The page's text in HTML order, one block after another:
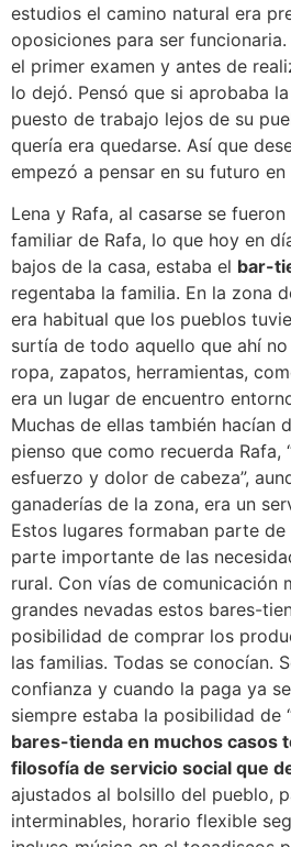
estudios el camino natural era
oposiciones para ser
el primer examen y antes de
lo dejó. Pensó que si aprobaba
puesto de trabajo lejos de su
quería era quedarse. Así que
empezó a pensar en su futuro en
Lena y Rafa, al casarse se
familiar de Rafa, lo que hoy en
bajos de la casa, estaba el bar-
regentaba la familia. En la zona
era habitual que los pueblos
surtía de todo aquello que ahí
ropa, zapatos, herramientas,
era un lugar de encuentro
Muchas de ellas también hacían
pienso que como recuerda Rafa,
esfuerzo y dolor de cabeza”,
ganaderías de la zona, era un
Estos lugares formaban parte
parte importante de las
rural. Con vías de comunicación
grandes nevadas estos bares-
posibilidad de comprar los
las familias. Todas se conocían.
confianza y cuando la paga ya
siempre estaba la posibilidad de
bares-tienda en muchos casos
filosofía de servicio social que
ajustados al bolsillo del pueblo,
interminables, horario flexible